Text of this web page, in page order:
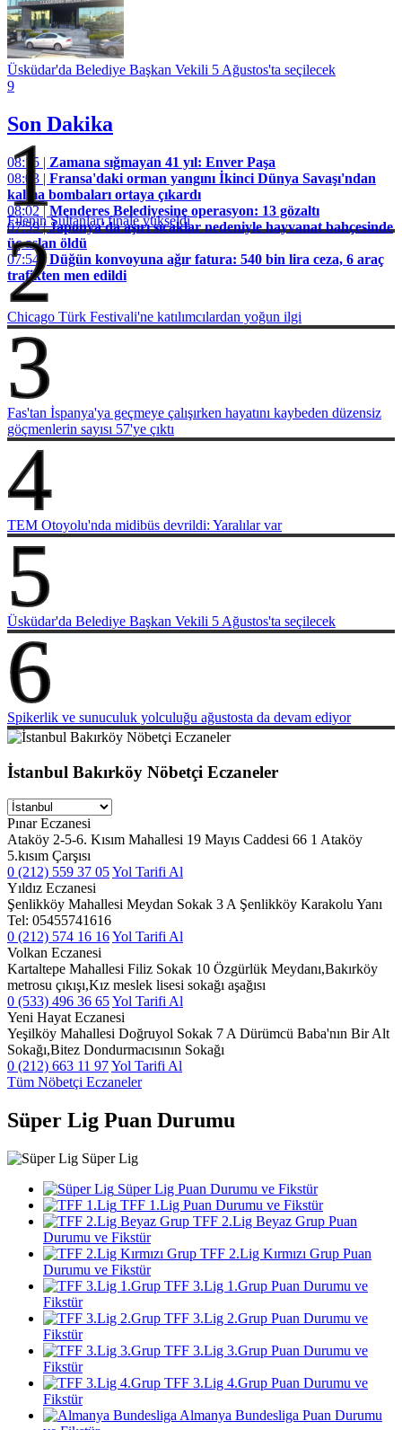
Üsküdar'da Belediye Başkan Vekili 5 Ağustos'ta seçilecek
9
Son Dakika
08:15 | Zamana sığmayan 41 yıl: Enver Paşa
08:03 | Fransa'daki orman yangını İkinci Dünya Savaşı'ndan
kalma bombaları ortaya çıkardı
08:02 |Menderes Belediyesine operasyon: 13 gözaltı
07:59 |Japonya'da aşırı sıcaklar nedeniyle hayvanat bahçesinde
üç aslan öldü
07:54 |Düğün konvoyuna ağır fatura: 540 bin lira ceza, 6 araç
trafikten men edildi
1
Filenin Sultanları finale yükseldi
2
Chicago Türk Festivali'ne katılımcılardan yoğun ilgi
3
Fas'tan İspanya'ya geçmeye çalışırken hayatını kaybeden düzensiz
göçmenlerin sayısı 57'ye çıktı
4
TEM Otoyolu'nda midibüs devrildi: Yaralılar var
5
Üsküdar'da Belediye Başkan Vekili 5 Ağustos'ta seçilecek
6
Spikerlik ve sunuculuk yolculuğu ağustosta da devam ediyor
İstanbul Bakırköy Nöbetçi Eczaneler
Pınar Eczanesi
Ataköy 2-5-6. Kısım Mahallesi 19 Mayıs Caddesi 66 1 Ataköy
5.kısım Çarşısı
0 (212) 559 37 05Yol Tarifi Al
Yıldız Eczanesi
Şenlikköy Mahallesi Meydan Sokak 3 A Şenlikköy Karakolu Yanı
Tel: 05455741616
0 (212) 574 16 16Yol Tarifi Al
Volkan Eczanesi
Kartaltepe Mahallesi Filiz Sokak 10 Özgürlük Meydanı,Bakırköy
metrosu çıkışı,Kız meslek lisesi sokağı aşağısı
0 (533) 496 36 65Yol Tarifi Al
Yeni Hayat Eczanesi
Yeşilköy Mahallesi Doğruyol Sokak 7 A Dürümcü Baba'nın Bir Alt
Sokağı,Bitez Dondurmacısının Sokağı
0 (212) 663 11 97Yol Tarifi Al
Tüm Nöbetçi Eczaneler
Süper Lig Puan Durumu
Süper Lig
Süper Lig Puan Durumu ve Fikstür
TFF 1.Lig Puan Durumu ve Fikstür
TFF 2.Lig Beyaz Grup Puan
Durumu ve Fikstür
TFF 2.Lig Kırmızı Grup Puan
Durumu ve Fikstür
TFF 3.Lig 1.Grup Puan Durumu ve
Fikstür
TFF 3.Lig 2.Grup Puan Durumu ve
Fikstür
TFF 3.Lig 3.Grup Puan Durumu ve
Fikstür
TFF 3.Lig 4.Grup Puan Durumu ve
Fikstür
Almanya Bundesliga Puan Durumu